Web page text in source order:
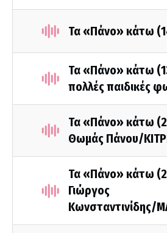
Τα «Πάνο» κάτω
Τα «Πάνο» κάτω
πολλές παιδικές
Τα «Πάνο» κάτω
Θωμάς Πάνου/
Τα «Πάνο» κάτω
Γιώργος
Κωνσταντινίδης/